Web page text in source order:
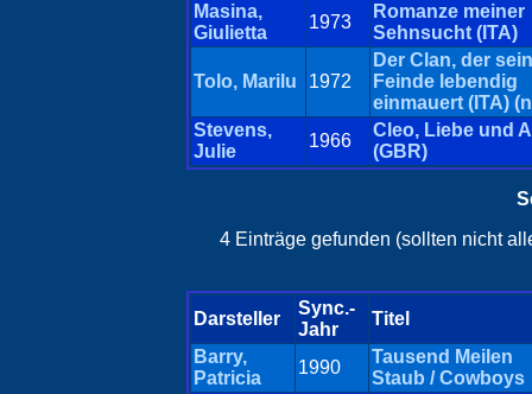
Masina,
Giulietta
1973
Romanze meiner
Sehnsucht (ITA)
Tolo, Marilu 1972
Der Clan, der
Feinde lebendig
einmauert (ITA)
Stevens,
Julie
1966
Cleo, Liebe und
(GBR)
4 Einträge gefunden (sollten nicht
Darsteller
Sync.-
Jahr
Titel
Barry,
Patricia
1990
Tausend Meilen
Staub / Cowboys